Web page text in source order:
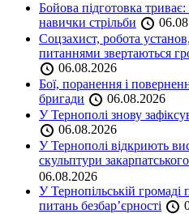
Бойова підготовка
навички стрільби
Соцзахист, робота
питаннями звертаються
06.08.2026
Бої, поранення і
бригади
06.08.2026
У Тернополі знову
06.08.2026
У Тернополі відкриють
скульптури
06.08.2026
У Тернопільській
питань безбар’єрності